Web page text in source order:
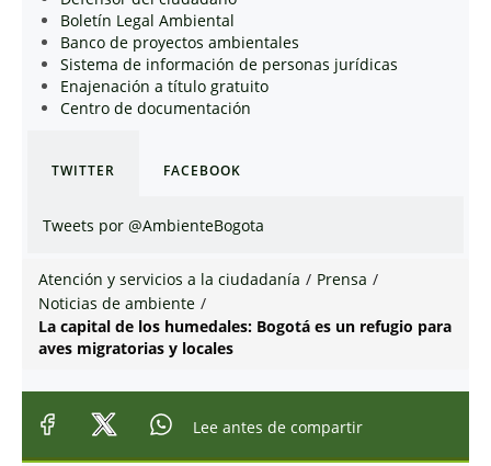
Boletín Legal Ambiental
Banco de proyectos ambientales
Sistema de información de personas jurídicas
Enajenación a título gratuito
Centro de documentación
TWITTER FACEBOOK
Tweets por @AmbienteBogota
Atención y servicios a la ciudadanía / Prensa /
Noticias de ambiente /
La capital de los humedales: Bogotá es un refugio para
aves migratorias y locales
Lee antes de compartir